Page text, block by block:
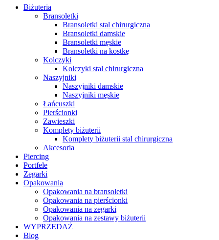
Biżuteria
Bransoletki
Bransoletki stal chirurgiczna
Bransoletki damskie
Bransoletki męskie
Bransoletki na kostkę
Kolczyki
Kolczyki stal chirurgiczna
Naszyjniki
Naszyjniki damskie
Naszyjniki męskie
Łańcuszki
Pierścionki
Zawieszki
Komplety biżuterii
Komplety biżuterii stal chirurgiczna
Akcesoria
Piercing
Portfele
Zegarki
Opakowania
Opakowania na bransoletki
Opakowania na pierścionki
Opakowania na zegarki
Opakowania na zestawy biżuterii
WYPRZEDAŻ
Blog